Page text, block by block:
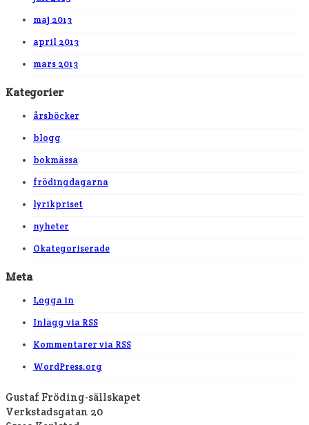
maj 2013
april 2013
mars 2013
Kategorier
årsböcker
blogg
bokmässa
frödingdagarna
lyrikpriset
nyheter
Okategoriserade
Meta
Logga in
Inlägg via RSS
Kommentarer via RSS
WordPress.org
Gustaf Fröding-sällskapet
Verkstadsgatan 20